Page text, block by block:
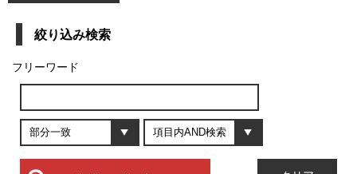
絞り込み検索
フリーワード